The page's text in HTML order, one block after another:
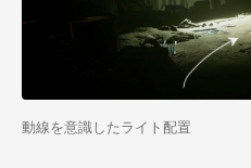
動線を意識したライト配置